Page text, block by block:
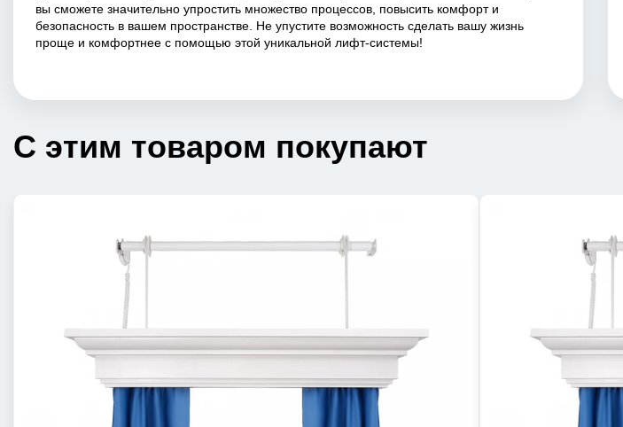
вы сможете значительно упростить множество процессов, повысить комфорт и
безопасность в вашем пространстве. Не упустите возможность сделать вашу жизнь
проще и комфортнее с помощью этой уникальной лифт-системы!
С этим товаром покупают